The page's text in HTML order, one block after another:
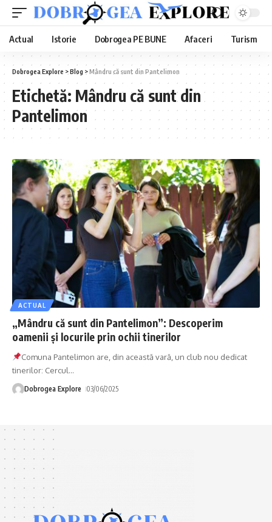
Actual Istorie Dobrogea PE BUNE Afaceri Turism
Dobrogea Explore >Blog >Mândru că sunt din Pantelimon
Etichetă: Mândru că sunt din
Pantelimon
ACTUAL
„Mândru că sunt din Pantelimon”: Descoperim
oamenii și locurile prin ochii tinerilor
Comuna Pantelimon are, din această vară, un club nou dedicat
tinerilor: Cercul…
Dobrogea Explore 03/06/2025